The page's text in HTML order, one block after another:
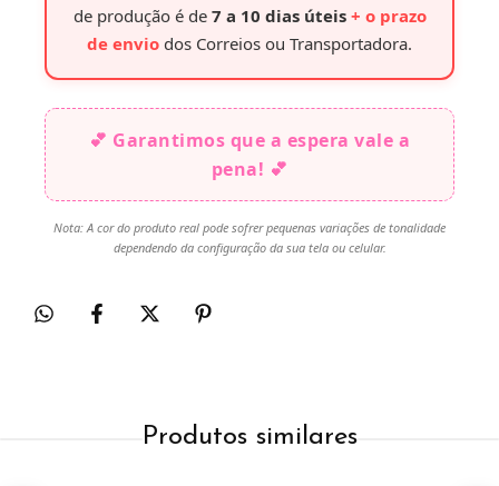
de produção é de 7 a 10 dias úteis + o prazo
de envio dos Correios ou Transportadora.
💕 Garantimos que a espera vale a
pena! 💕
Nota: A cor do produto real pode sofrer pequenas variações de tonalidade
dependendo da configuração da sua tela ou celular.
Produtos similares